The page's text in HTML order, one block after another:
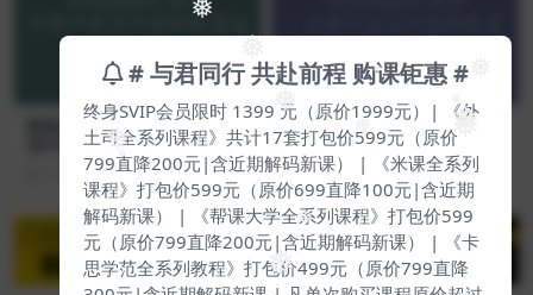
❅
❅
❅
❅
❅
❅
❅
❅
❅
❅
❅
❅
❅
新版Master 蔡浩：外贸开发
信中级教程【Ag-0007】
258 139
新版Master 蔡浩：外贸开发
信中级教程【Ag-0007】
2 年前 89
# 与君同行 共赴前程 购课钜惠 #
终身SVIP会员限时 1399 元（原价1999元）| 《外
土司全系列课程》共计17套打包价599元（原价
799直降200元|含近期解码新课） | 《米课全系列
课程》打包价599元（原价699直降100元|含近期
解码新课） | 《帮课大学全系列课程》打包价599
元（原价799直降200元|含近期解码新课） | 《卡
思学范全系列教程》打包价499元（原价799直降
300元|含近期解码新课 | 凡单次购买课程原价超过